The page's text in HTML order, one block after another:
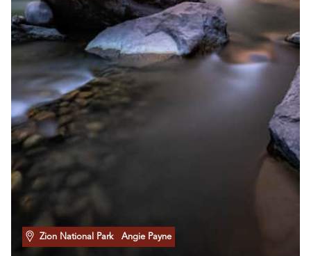
Zion National Park Angie Payne